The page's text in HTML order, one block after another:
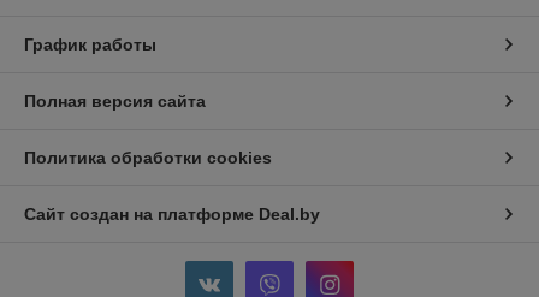
График работы
Полная версия сайта
Политика обработки cookies
Сайт создан на платформе Deal.by